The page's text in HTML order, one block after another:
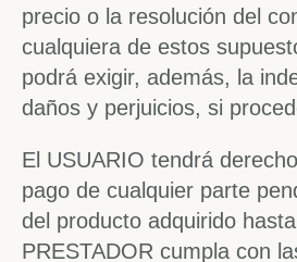
precio o la resolución del
cualquiera de estos
podrá exigir, además, la
daños y perjuicios, si
El USUARIO tendrá
pago de cualquier parte
del producto adquirido
PRESTADOR cumpla con